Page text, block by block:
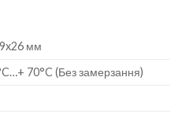
мм
70°C (Без замерзання)